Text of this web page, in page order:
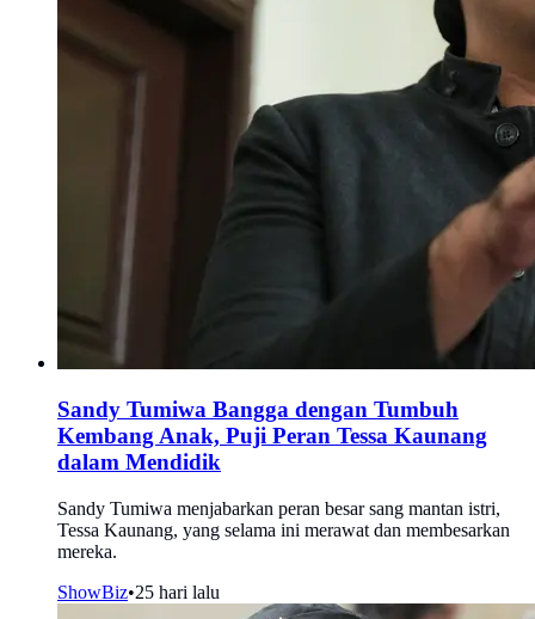
Sandy Tumiwa Bangga dengan Tumbuh
Kembang Anak, Puji Peran Tessa Kaunang
dalam Mendidik
Sandy Tumiwa menjabarkan peran besar sang mantan istri,
Tessa Kaunang, yang selama ini merawat dan membesarkan
mereka.
ShowBiz•25 hari lalu